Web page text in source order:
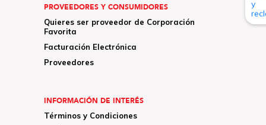
PROVEEDORES Y CONSUMIDORES
Quieres ser proveedor de Corporación
Favorita
Facturación Electrónica
Proveedores
INFORMACIÓN DE INTERÉS
Términos y Condiciones